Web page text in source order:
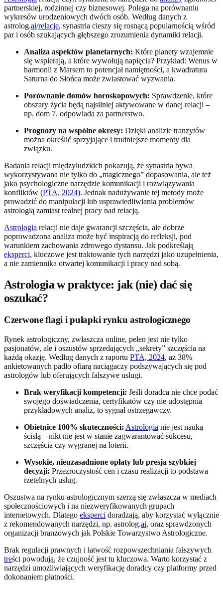
partnerskiej, rodzinnej czy biznesowej. Polega na porównaniu
wykresów urodzeniowych dwóch osób. Według danych z
astrolog.ai/relacje, synastria cieszy się rosnącą popularnością wśród
par i osób szukających głębszego zrozumienia dynamiki relacji.
Analiza aspektów planetarnych: Które planety wzajemnie
się wspierają, a które wywołują napięcia? Przykład: Wenus w
harmonii z Marsem to potencjał namiętności, a kwadratura
Saturna do Słońca może zwiastować wyzwania.
Porównanie domów horoskopowych: Sprawdzenie, które
obszary życia będą najsilniej aktywowane w danej relacji –
np. dom 7. odpowiada za partnerstwo.
Prognozy na wspólne okresy: Dzięki analizie tranzytów
można określić sprzyjające i trudniejsze momenty dla
związku.
Badania relacji międzyludzkich pokazują, że synastria bywa
wykorzystywana nie tylko do „magicznego” dopasowania, ale też
jako psychologiczne narzędzie komunikacji i rozwiązywania
konfliktów (PTA, 2024). Jednak nadużywanie tej metody może
prowadzić do manipulacji lub usprawiedliwiania problemów
astrologią zamiast realnej pracy nad relacją.
Astrologia relacji nie daje gwarancji szczęścia, ale dobrze
poprowadzona analiza może być inspiracją do refleksji, pod
warunkiem zachowania zdrowego dystansu. Jak podkreślają
eksperci, kluczowe jest traktowanie tych narzędzi jako uzupełnienia,
a nie zamiennika otwartej komunikacji i pracy nad sobą.
Astrologia w praktyce: jak (nie) dać się
oszukać?
Czerwone flagi i pułapki rynku astrologicznego
Rynek astrologiczny, zwłaszcza online, pełen jest nie tylko
pasjonatów, ale i oszustów sprzedających „sekrety” szczęścia na
każdą okazję. Według danych z raportu PTA, 2024, aż 38%
ankietowanych padło ofiarą naciągaczy podszywających się pod
astrologów lub oferujących fałszywe usługi.
Brak weryfikacji kompetencji: Jeśli doradca nie chce podać
swojego doświadczenia, certyfikatów czy nie udostępnia
przykładowych analiz, to sygnał ostrzegawczy.
Obietnice 100% skuteczności: Astrologia nie jest nauką
ścisłą – nikt nie jest w stanie zagwarantować sukcesu,
szczęścia czy wygranej na loterii.
Wysokie, nieuzasadnione opłaty lub presja szybkiej
decyzji: Przezroczystość cen i czasu realizacji to podstawa
rzetelnych usług.
Oszustwa na rynku astrologicznym szerzą się zwłaszcza w mediach
społecznościowych i na niezweryfikowanych grupach
internetowych. Dlatego eksperci doradzają, aby korzystać wyłącznie
z rekomendowanych narzędzi, np. astrolog.ai, oraz sprawdzonych
organizacji branżowych jak Polskie Towarzystwo Astrologiczne.
Brak regulacji prawnych i łatwość rozpowszechniania fałszywych
treści powodują, że czujność jest tu kluczowa. Warto korzystać z
narzędzi umożliwiających weryfikację doradcy czy platformy przed
dokonaniem płatności.